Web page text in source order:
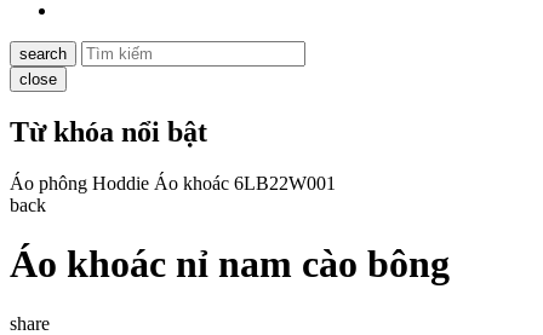
search
close
Từ khóa nổi bật
Áo phông Hoddie Áo khoác 6LB22W001
back
Áo khoác nỉ nam cào bông
share